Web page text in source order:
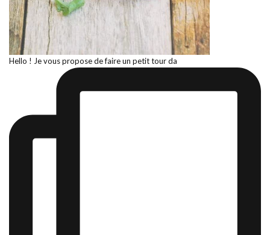
Hello ! Je vous propose de faire un petit tour da